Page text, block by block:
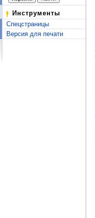
Инструменты
Спецстраницы
Версия для печати